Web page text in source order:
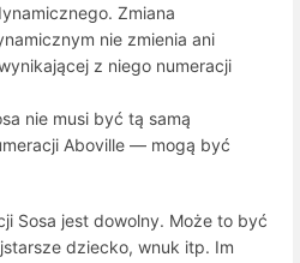
Zmiana
nie zmienia ani
z niego numeracji
nie musi być tą samą
Aboville — mogą być
Sosa jest dowolny. Może to być
dziecko, wnuk itp. Im